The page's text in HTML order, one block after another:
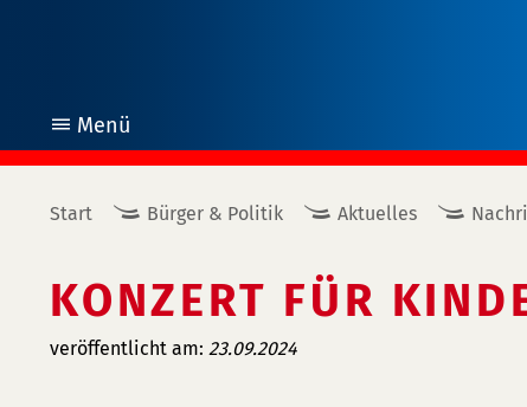
Menü
öffnen
Start Bürger & Politik Aktuelles
KONZERT FÜR
veröffentlicht am: 23.09.2024